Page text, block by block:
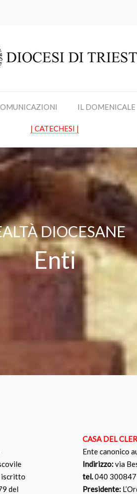
IL DOMENICALE
| CATECHESI |
DIOCESANE
Enti
iscritto
del
CASA DEL
Ente canonico
Indirizzo:via
tel.040 300847
Presidente: